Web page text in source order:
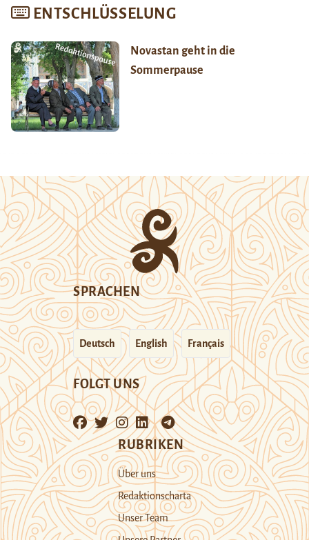
ENTSCHLÜSSELUNG
Novastan geht in die
Sommerpause
SPRACHEN
Deutsch English Français
FOLGT UNS
RUBRIKEN
Über uns
Redaktionscharta
Unser Team